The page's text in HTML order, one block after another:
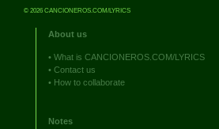
© 2026 CANCIONEROS.COM/LYRICS
About us
• What is CANCIONEROS.COM/LYRICS
• Contact us
• How to collaborate
Notes